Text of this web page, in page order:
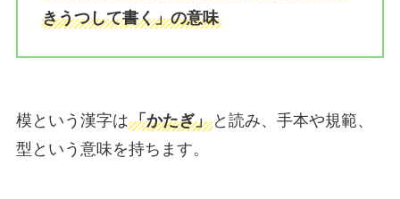
きうつして書く」の意味
模という漢字は「かたぎ」と読み、手本や規範、
型という意味を持ちます。